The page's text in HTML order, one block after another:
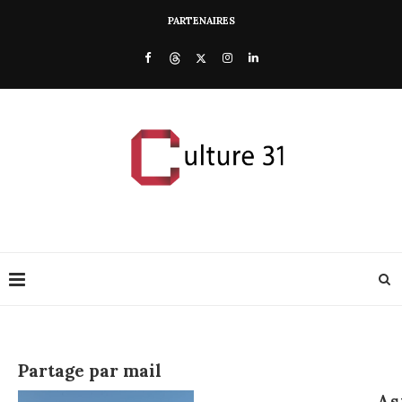
PARTENAIRES
Partage par mail